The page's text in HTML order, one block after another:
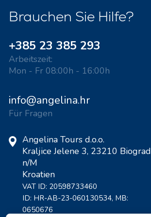
Brauchen Sie Hilfe?
+385 23 385 293
Arbeitszeit:
Mon - Fr 08:00h - 16:00h
info@angelina.hr
Für Fragen
Angelina Tours d.o.o.
Kraljice Jelene 3, 23210 Biograd
n/M
Kroatien
VAT ID: 20598733460
ID: HR-AB-23-060130534, MB:
0650676